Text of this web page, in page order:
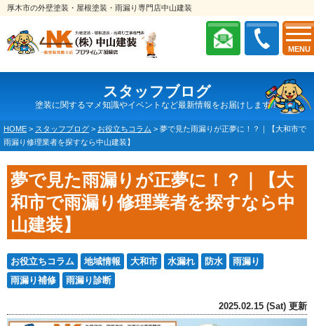
MENU
厚木市の外壁塗装・屋根塗装・雨漏り専門店中山建装
スタッフブログ
塗装に関するマメ知識やイベントなど最新情報をお届けします！
HOME > スタッフブログ > お役立ちコラム > 夢で見た雨漏りが正夢に！？｜【大和市で
雨漏り修理業者を探すなら中山建装】
夢で見た雨漏りが正夢に！？｜【大
和市で雨漏り修理業者を探すなら中
山建装】
お役立ちコラム 地域情報 大和市 水漏れ 防水
雨漏り
雨漏り補修
雨漏り診断
2025.02.15 (Sat) 更新